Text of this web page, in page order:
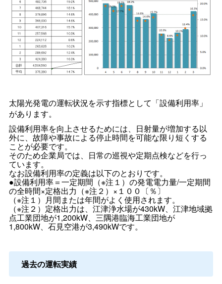
太陽光発電の運転状況を示す指標として「設備利用率」
があります。
設備利用率を向上させるためには、日射量が増加する以
外に、故障や事故による停止時間を可能な限り短くする
ことが必要です。
そのため企業局では、日常の巡視や定期点検などを行っ
ています。
なお設備利用率の定義は以下のとおりです。
●設備利用率＝一定期間（※注１）の発電電力量/一定期間
の全時間×定格出力（※注２）×１００〔％〕
（※注１）月間または年間がよく使用されます。
（※注２）定格出力は、江津浄水場が430kW、江津地域拠
点工業団地が1,200kW、三隅港臨海工業団地が
1,800kW、石見空港が3,490kWです。
過去の運転実績